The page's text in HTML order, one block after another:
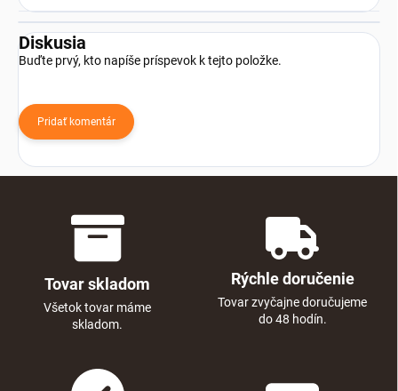
Diskusia
Buďte prvý, kto napíše príspevok k tejto položke.
Pridať komentár
Tovar skladom
Všetok tovar máme
skladom.
Rýchle doručenie
Tovar zvyčajne doručujeme
do 48 hodín.